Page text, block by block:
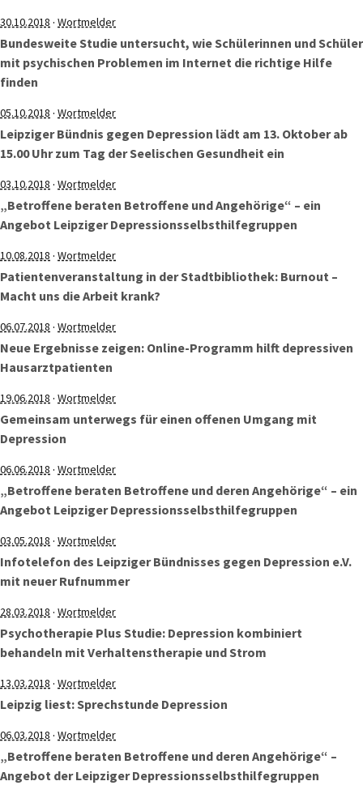
30.10.2018 · Wortmelder
Bundesweite Studie untersucht, wie Schülerinnen und Schüler
mit psychischen Problemen im Internet die richtige Hilfe
finden
05.10.2018 · Wortmelder
Leipziger Bündnis gegen Depression lädt am 13. Oktober ab
15.00 Uhr zum Tag der Seelischen Gesundheit ein
03.10.2018 · Wortmelder
„Betroffene beraten Betroffene und Angehörige“ – ein
Angebot Leipziger Depressionsselbsthilfegruppen
10.08.2018 · Wortmelder
Patientenveranstaltung in der Stadtbibliothek: Burnout –
Macht uns die Arbeit krank?
06.07.2018 · Wortmelder
Neue Ergebnisse zeigen: Online-Programm hilft depressiven
Hausarztpatienten
19.06.2018 · Wortmelder
Gemeinsam unterwegs für einen offenen Umgang mit
Depression
06.06.2018 · Wortmelder
„Betroffene beraten Betroffene und deren Angehörige“ – ein
Angebot Leipziger Depressionsselbsthilfegruppen
03.05.2018 · Wortmelder
Infotelefon des Leipziger Bündnisses gegen Depression e.V.
mit neuer Rufnummer
28.03.2018 · Wortmelder
Psychotherapie Plus Studie: Depression kombiniert
behandeln mit Verhaltenstherapie und Strom
13.03.2018 · Wortmelder
Leipzig liest: Sprechstunde Depression
06.03.2018 · Wortmelder
„Betroffene beraten Betroffene und deren Angehörige“ –
Angebot der Leipziger Depressionsselbsthilfegruppen